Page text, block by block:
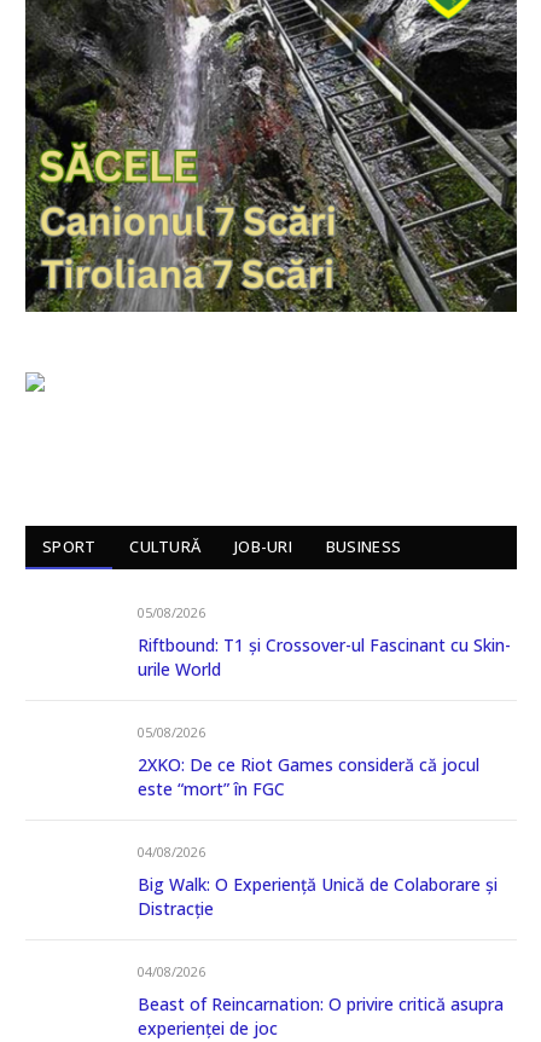
SPORT CULTURĂ JOB-URI BUSINESS
05/08/2026
Riftbound: T1 și Crossover-ul Fascinant cu Skin-
urile World
05/08/2026
2XKO: De ce Riot Games consideră că jocul
este “mort” în FGC
04/08/2026
Big Walk: O Experiență Unică de Colaborare și
Distracție
04/08/2026
Beast of Reincarnation: O privire critică asupra
experienței de joc